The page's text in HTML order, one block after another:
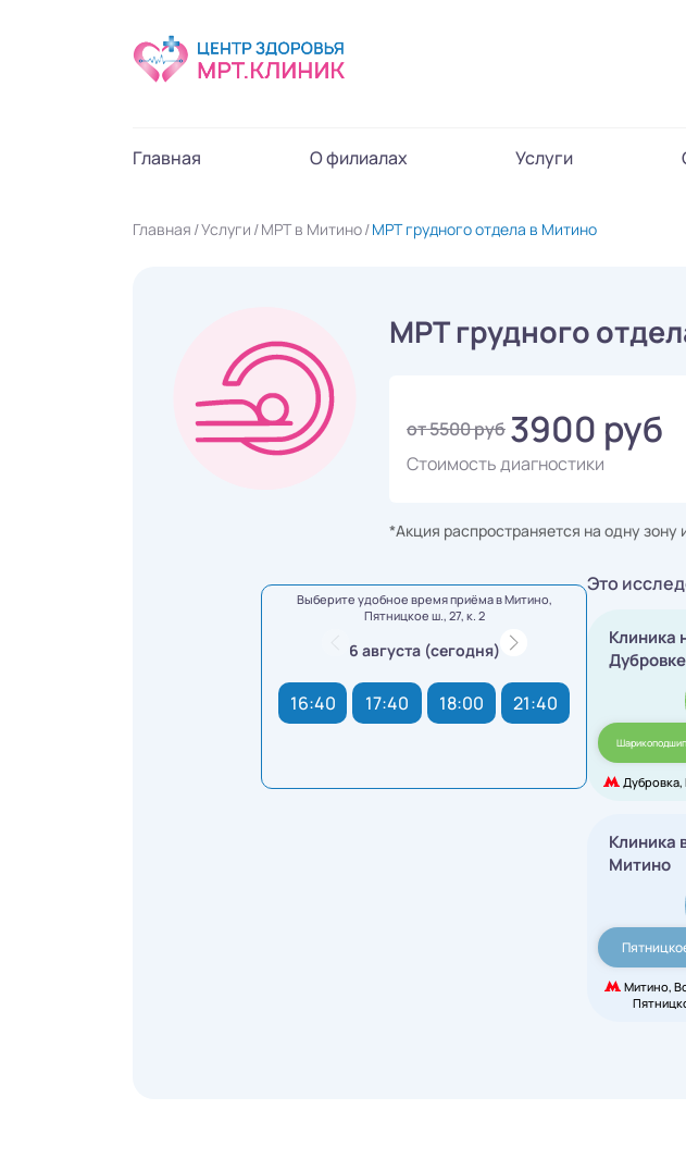
Главная О филиалах Услуги
Главная Услуги МРТ в Митино МРТ грудного отдела в Митино
МРТ грудного
от 5500 руб 3900 руб
Стоимость диагностики
*Акция распространяется на одну зону
Выберите удобное время приёма в Митино,
Пятницкое ш., 27, к. 2
6 августа (сегодня)
16:40 17:40 18:00 21:40
Это
Клиника
Дубровке
Клиника
Митино
Митино,